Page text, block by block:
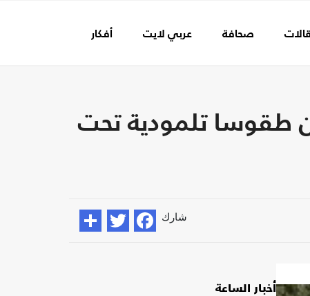
صحافة عربي لايت أفكار
ينفذون طقوسا تلمودية تحت
شارك
أخبار الساعة